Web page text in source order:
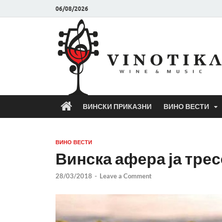
06/08/2026
ВИНСКИ ПРИКАЗНИ ВИНО ВЕСТИ
ВИНО ВЕСТИ
Винска афера ја
28/03/2018 - Leave a Comment